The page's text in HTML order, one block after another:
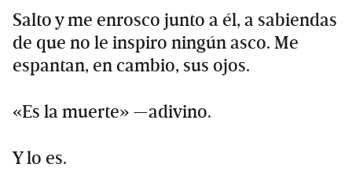
Salto y me enrosco junto a él, a sabiendas
de que no le inspiro ningún asco. Me
espantan, en cambio, sus ojos.
«Es la muerte» —adivino.
Y lo es.